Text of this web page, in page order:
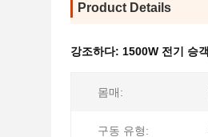
Product Details
강조하다: 1500W 전기 승
몸매:
구동 유형: